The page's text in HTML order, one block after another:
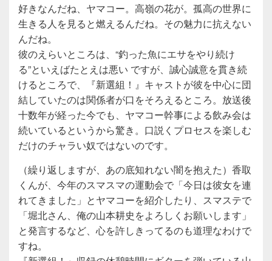
好きなんだね、ヤマコー。高嶺の花が。孤高の世界に
生きる人を見ると燃えるんだね。その魅力に抗えない
んだね。
彼のえらいところは、“釣った魚にエサをやり続け
る”といえばたとえは悪い ですが、誠心誠意を貫き続
けるところで、『新選組！』キャストが彼を中心に団
結していたのは関係者が口をそろえるところ。放送後
十数年が経った今でも、ヤマコー幹事による飲み会は
続いているというから驚き。口説くプロセスを楽しむ
だけのチャラい奴ではないのです。
（繰り返しますが、あの底知れない闇を抱えた）香取
くんが、今年のスマスマの運動会で「今日は彼女を連
れてきました」とヤマコーを紹介したり、スマステで
「堀北さん、俺の山本耕史をよろしくお願いします」
と発言するなど、心を許しきってるのも道理なわけで
すね。